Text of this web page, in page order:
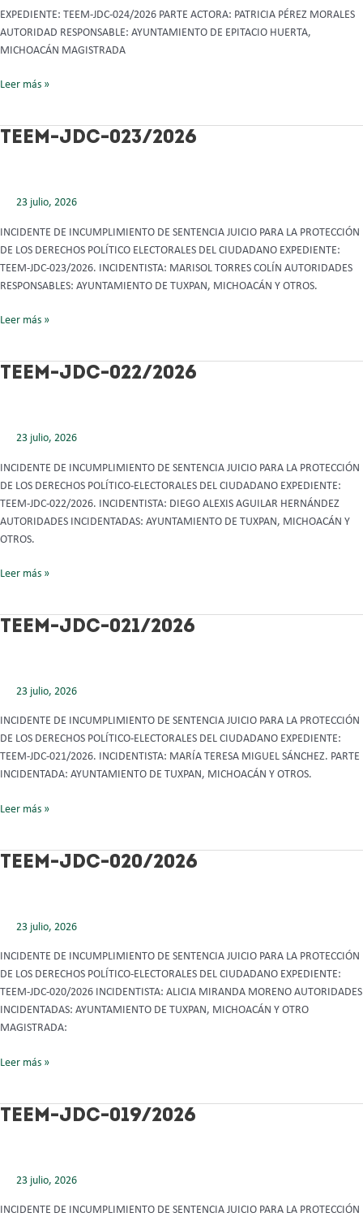
EXPEDIENTE: TEEM-JDC-024/2026 PARTE ACTORA: PATRICIA PÉREZ MORALES
AUTORIDAD RESPONSABLE: AYUNTAMIENTO DE EPITACIO HUERTA,
MICHOACÁN MAGISTRADA
Leer más »
TEEM-JDC-023/2026
23 julio, 2026
INCIDENTE DE INCUMPLIMIENTO DE SENTENCIA JUICIO PARA LA PROTECCIÓN
DE LOS DERECHOS POLÍTICO ELECTORALES DEL CIUDADANO EXPEDIENTE:
TEEM-JDC-023/2026. INCIDENTISTA: MARISOL TORRES COLÍN AUTORIDADES
RESPONSABLES: AYUNTAMIENTO DE TUXPAN, MICHOACÁN Y OTROS.
TEEM-
Leer más »
TEEM-JDC-022/2026
23 julio, 2026
INCIDENTE DE INCUMPLIMIENTO DE SENTENCIA JUICIO PARA LA PROTECCIÓN
DE LOS DERECHOS POLÍTICO-ELECTORALES DEL CIUDADANO EXPEDIENTE:
TEEM-JDC-022/2026. INCIDENTISTA: DIEGO ALEXIS AGUILAR HERNÁNDEZ
AUTORIDADES INCIDENTADAS: AYUNTAMIENTO DE TUXPAN, MICHOACÁN Y
OTROS.
TEEM-
Leer más »
TEEM-JDC-021/2026
23 julio, 2026
INCIDENTE DE INCUMPLIMIENTO DE SENTENCIA JUICIO PARA LA PROTECCIÓN
DE LOS DERECHOS POLÍTICO-ELECTORALES DEL CIUDADANO EXPEDIENTE:
TEEM-JDC-021/2026. INCIDENTISTA: MARÍA TERESA MIGUEL SÁNCHEZ. PARTE
INCIDENTADA: AYUNTAMIENTO DE TUXPAN, MICHOACÁN Y OTROS.
TEEM-
Leer más »
TEEM-JDC-020/2026
23 julio, 2026
INCIDENTE DE INCUMPLIMIENTO DE SENTENCIA JUICIO PARA LA PROTECCIÓN
DE LOS DERECHOS POLÍTICO-ELECTORALES DEL CIUDADANO EXPEDIENTE:
TEEM-JDC-020/2026 INCIDENTISTA: ALICIA MIRANDA MORENO AUTORIDADES
INCIDENTADAS: AYUNTAMIENTO DE TUXPAN, MICHOACÁN Y OTRO
MAGISTRADA:
TEEM-
Leer más »
TEEM-JDC-019/2026
23 julio, 2026
INCIDENTE DE INCUMPLIMIENTO DE SENTENCIA JUICIO PARA LA PROTECCIÓN
TEEM-